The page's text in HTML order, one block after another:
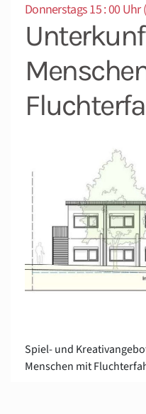
Donnerstags 15 : 00
Spiel- und
Menschen mit